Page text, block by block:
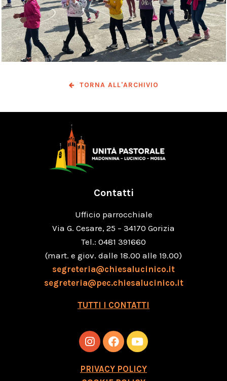
TORNA ALL'ARCHIVIO
Contatti
Ufficio parrocchiale
Via G. Cesare, 25 – 34170 Gorizia
Tel.: 0481 391660
(mart. e giov. dalle 18.00 alle 19.00)
segreteria@chiesalucinico.it
segreteria@pec.chiesalucinico.it
TUTTI I CONTATTI
PRIVACY POLICY